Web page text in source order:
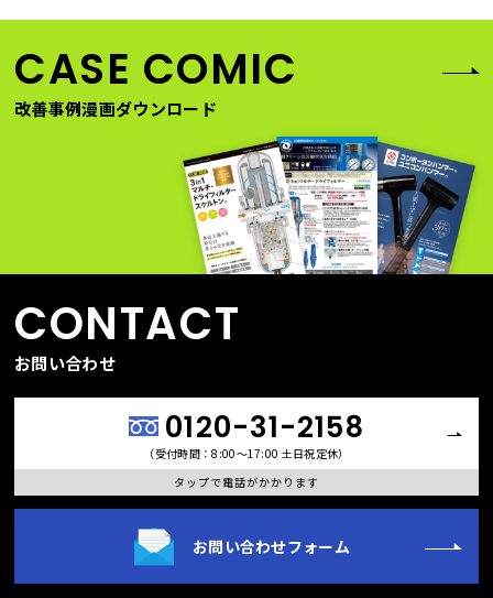
CASE COMIC
改善事例漫画ダウンロード
CONTACT
お問い合わせ
0120-31-2158
（受付時間：8:00〜17:00 土日祝定休）
タップで電話がかかります
お問い合わせフォーム